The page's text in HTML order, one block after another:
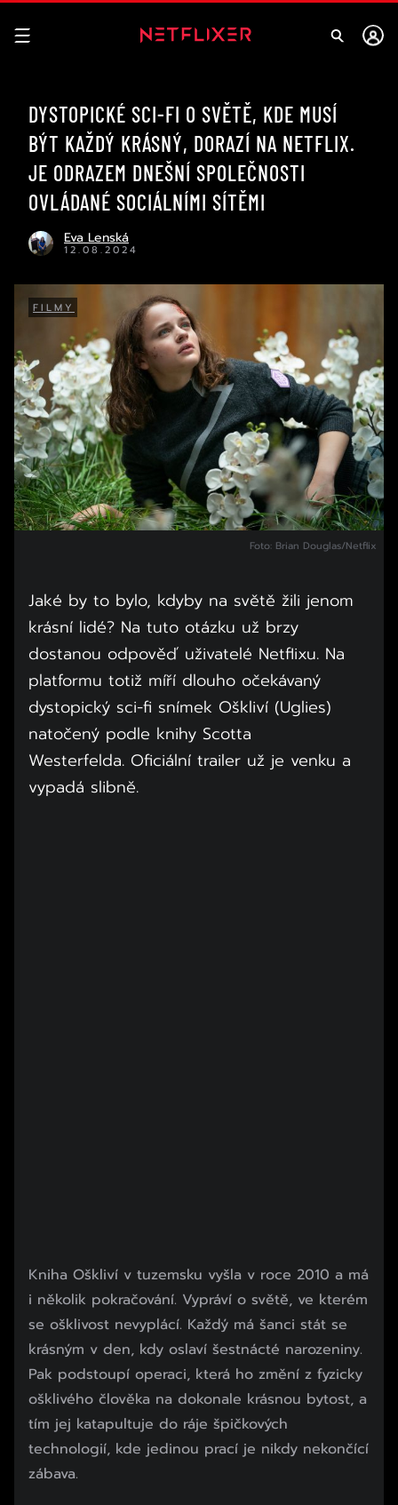
DYSTOPICKÉ SCI-FI O SVĚTĚ, KDE MUSÍ
BÝT KAŽDÝ KRÁSNÝ, DORAZÍ NA NETFLIX.
JE ODRAZEM DNEŠNÍ SPOLEČNOSTI
OVLÁDANÉ SOCIÁLNÍMI SÍTĚMI
Eva Lenská
12.08.2024
FILMY
Foto: Brian Douglas/Netflix
Jaké by to bylo, kdyby na světě žili jenom
krásní lidé? Na tuto otázku už brzy
dostanou odpověď uživatelé Netflixu. Na
platformu totiž míří dlouho očekávaný
dystopický sci-fi snímek Oškliví (Uglies)
natočený podle knihy Scotta
Westerfelda. Oficiální trailer už je venku a
vypadá slibně.
Kniha Oškliví v tuzemsku vyšla v roce 2010 a má
i několik pokračování. Vypráví o světě, ve kterém
se ošklivost nevyplácí. Každý má šanci stát se
krásným v den, kdy oslaví šestnácté narozeniny.
Pak podstoupí operaci, která ho změní z fyzicky
ošklivého člověka na dokonale krásnou bytost, a
tím jej katapultuje do ráje špičkových
technologií, kde jedinou prací je nikdy nekončící
zábava.